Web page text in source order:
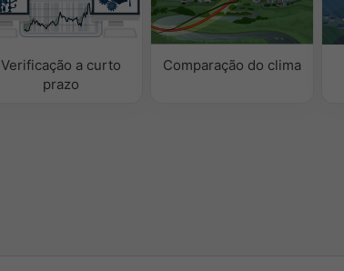
Verificação a curto
prazo
Comparação do clima